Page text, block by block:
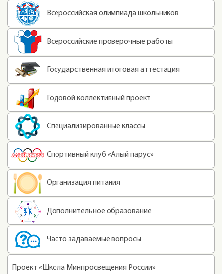
Всероссийская олимпиада школьников
Всероссийские проверочные работы
Государственная итоговая аттестация
Годовой коллективный проект
Специализированные классы
Спортивный клуб «Алый парус»
Организация питания
Дополнительное образование
Часто задаваемые вопросы
Проект «Школа Минпросвещения России»